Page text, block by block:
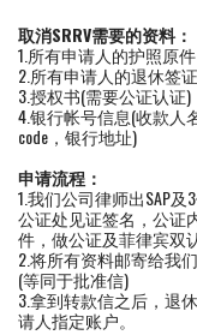
取消SRRV需要的资料：
1.所有申请人的护照原件
2.所有申请人的退休签
3.授权书(需要公证认证)
4.银行帐号信息(收款人
code，银行地址)
申请流程：
1.我们公司律师出SAP
公证处见证签名，公证
件，做公证及菲律宾双
2.将所有资料邮寄给我
(等同于批准信)
3.拿到转款信之后，退
请人指定账户。